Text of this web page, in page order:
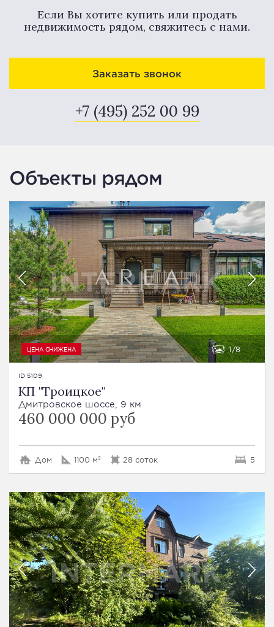
Если Вы хотите купить или продать
недвижимость рядом, свяжитесь с нами.
Заказать звонок
+7 (495) 252 00 99
Объекты рядом
ЦЕНА СНИЖЕНА 1 8
ID 5109
КП "Троицкое"
Дмитровское шоссе, 9 км
460 000 000 руб
Дом 1100 м² 28 соток 5